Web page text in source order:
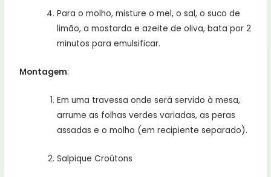
Para o molho, misture o mel, o sal, o suco de
limão, a mostarda e azeite de oliva, bata por 2
minutos para emulsificar.
Montagem:
Em uma travessa onde será servido à mesa,
arrume as folhas verdes variadas, as peras
assadas e o molho (em recipiente separado).
Salpique Croûtons